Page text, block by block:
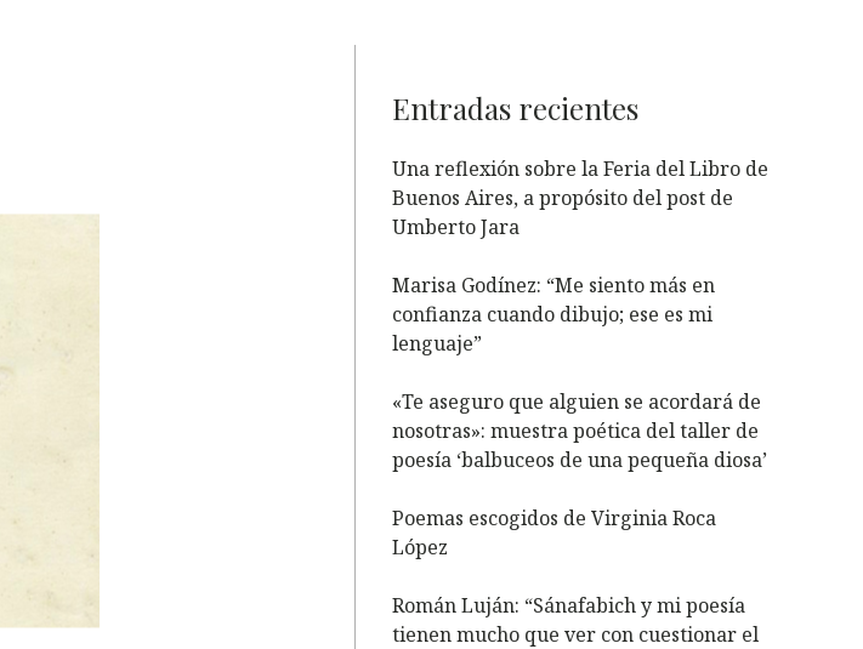
ÍA Entradas recientes
Una reflexión sobre la Feria del Libro de
Buenos Aires, a propósito del post de
Umberto Jara
Marisa Godínez: “Me siento más en
confianza cuando dibujo; ese es mi
lenguaje”
«Te aseguro que alguien se acordará de
nosotras»: muestra poética del taller de
poesía ‘balbuceos de una pequeña diosa’
Poemas escogidos de Virginia Roca
López
Román Luján: “Sánafabich y mi poesía
tienen mucho que ver con cuestionar el